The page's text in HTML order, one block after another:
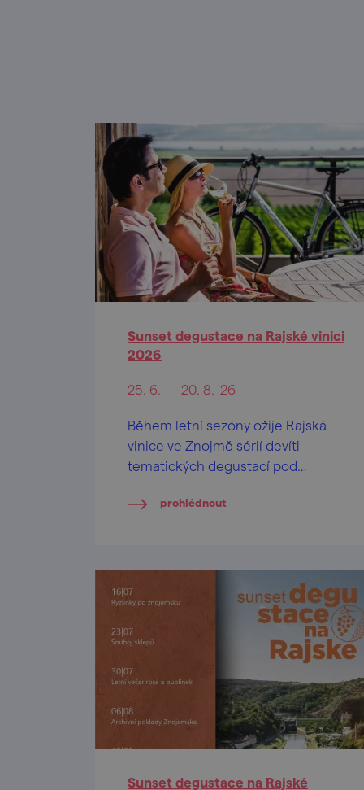
Sunset degustace na Rajské vinici
2026
25. 6. — 20. 8. '26
Během letní sezóny ožije Rajská
vinice ve Znojmě sérií devíti
tematických degustací pod
prohlédnout
Sunset degustace na Rajské